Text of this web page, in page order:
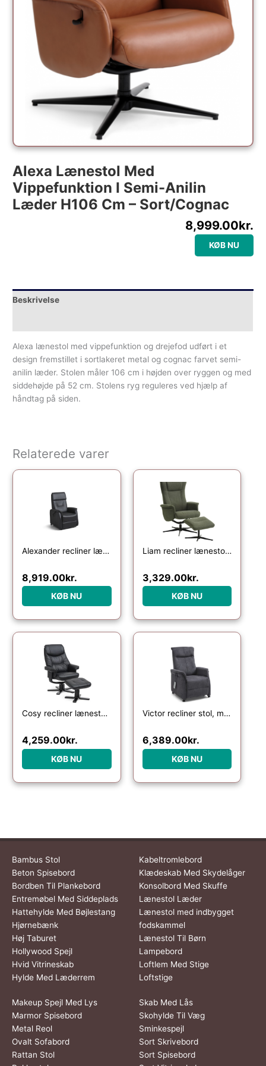
Alexa Lænestol Med
Vippefunktion I Semi-Anilin
Læder H106 Cm – Sort/Cognac
8,999.00kr.
KØB NU
Beskrivelse
Alexa lænestol med vippefunktion og drejefod udført i et
design fremstillet i sortlakeret metal og cognac farvet semi-
anilin læder. Stolen måler 106 cm i højden over ryggen og med
siddehøjde på 52 cm. Stolens ryg reguleres ved hjælp af
håndtag på siden.
Relaterede varer
Alexander recliner lænestol, 2 motors – sort kunstlæder og hjul
8,919.00kr.
KØB NU
Liam recliner lænestol, inkl. fodskammel – vinter mosgrøn polyester stof og sort aluminium
3,329.00kr.
KØB NU
Cosy recliner lænestol, inkl. fodskammel – sort læder, kunstlæder og sort træ
4,259.00kr.
KØB NU
Victor recliner stol, m. 1 motor, sædeløft, vippefunktion, skammel, armlæn, hjul – antracitgrå stof
6,389.00kr.
KØB NU
Bambus Stol
Beton Spisebord
Bordben Til Plankebord
Entremøbel Med Siddeplads
Hattehylde Med Bøjlestang
Hjørnebænk
Høj Taburet
Hollywood Spejl
Hvid Vitrineskab
Hylde Med Læderrem
Kabeltromlebord
Klædeskab Med Skydelåger
Konsolbord Med Skuffe
Lænestol Læder
Lænestol med indbygget
fodskammel
Lænestol Til Børn
Lampebord
Loftlem Med Stige
Loftstige
Makeup Spejl Med Lys
Marmor Spisebord
Metal Reol
Ovalt Sofabord
Rattan Stol
Skab Med Lås
Skohylde Til Væg
Sminkespejl
Sort Skrivebord
Sort Spisebord